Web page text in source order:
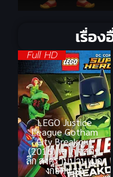
เรื่อ
Full HD
LEGO Justice
League Gotham
City Breakout
(2016) เลโก้ จัสติซ
ลีก สงครามป่วนเมือ
งก็อตแธม